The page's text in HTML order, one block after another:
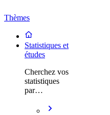
Thèmes
Statistiques et
études
Cherchez vos
statistiques
par…